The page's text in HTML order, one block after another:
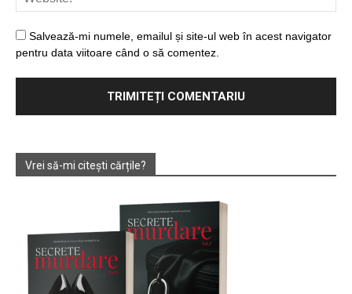
Salvează-mi numele, emailul și site-ul web în acest navigator
pentru data viitoare când o să comentez.
Vrei să-mi citești cărțile?